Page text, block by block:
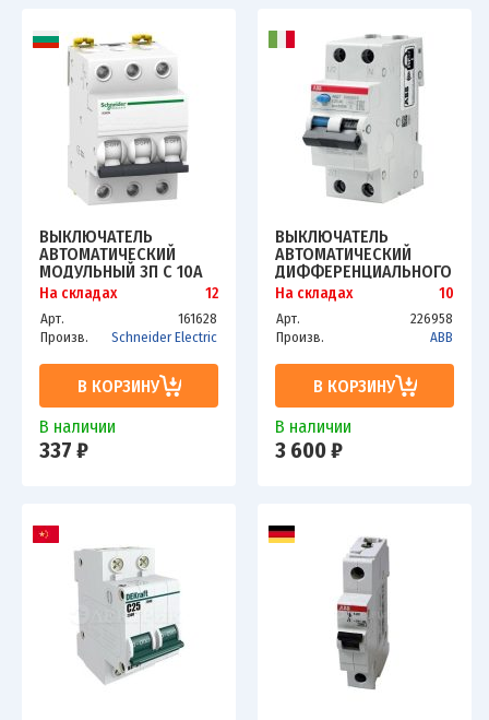
ВЫКЛЮЧАТЕЛЬ
АВТОМАТИЧЕСКИЙ
МОДУЛЬНЫЙ 3П C 10А
6КА IK60 ACTI9 SCHE
A9K24310
На складах 12
Арт.
161628
Произв.
Schneider Electric
В КОРЗИНУ
В наличии
337 ₽
ВЫКЛЮЧАТЕЛЬ
АВТОМАТИЧЕСКИЙ
ДИФФЕРЕНЦИАЛЬНОГО
ТОКА DSH201R C10
AC30 ABB
2CSR245072R1104
На складах 10
Арт.
226958
Произв.
ABB
В КОРЗИНУ
В наличии
3 600 ₽